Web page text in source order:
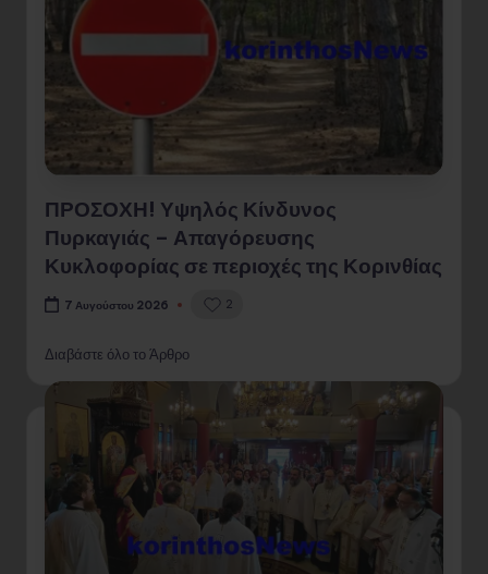
ΠΡΟΣΟΧΗ! Υψηλός Κίνδυνος
Πυρκαγιάς – Απαγόρευσης
Κυκλοφορίας σε περιοχές της Κορινθίας
7 Αυγούστου 2026 2
Διαβάστε όλο το Άρθρο